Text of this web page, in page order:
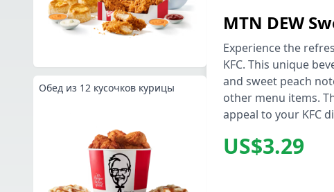
Обед из 12 кусочков курицы
MTN DEW
Experience the
KFC. This unique
and sweet peach
other menu items.
appeal to your KFC
US$3.29